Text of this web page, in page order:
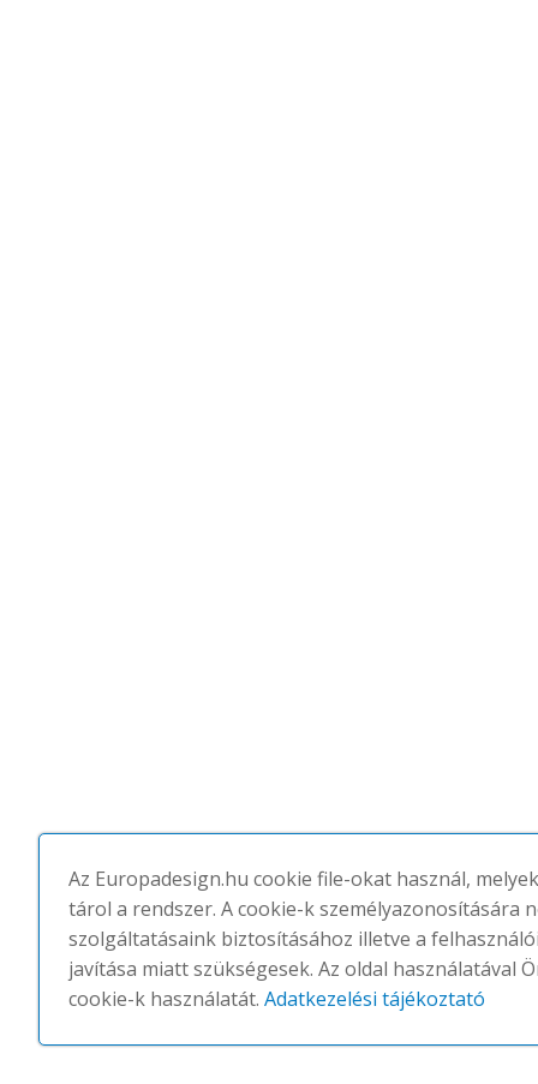
Az Europadesign.hu cookie file-okat használ,
tárol a rendszer. A cookie-k személyazonosítására
szolgáltatásaink biztosításához illetve a
javítása miatt szükségesek. Az oldal használatával
cookie-k használatát. Adatkezelési tájékoztató